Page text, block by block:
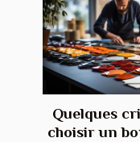
Quelques
choisir un